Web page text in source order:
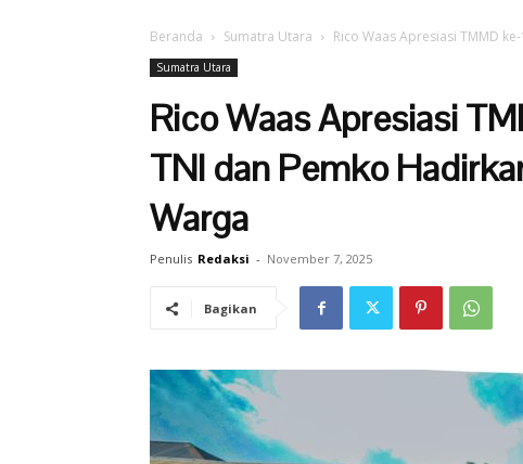
Beranda Sumatra Utara Rico Waas Apresiasi TMMD
Sumatra Utara
Rico Waas Apresiasi
TNI dan Pemko
Warga
Penulis Redaksi - November 7, 2025
Bagikan